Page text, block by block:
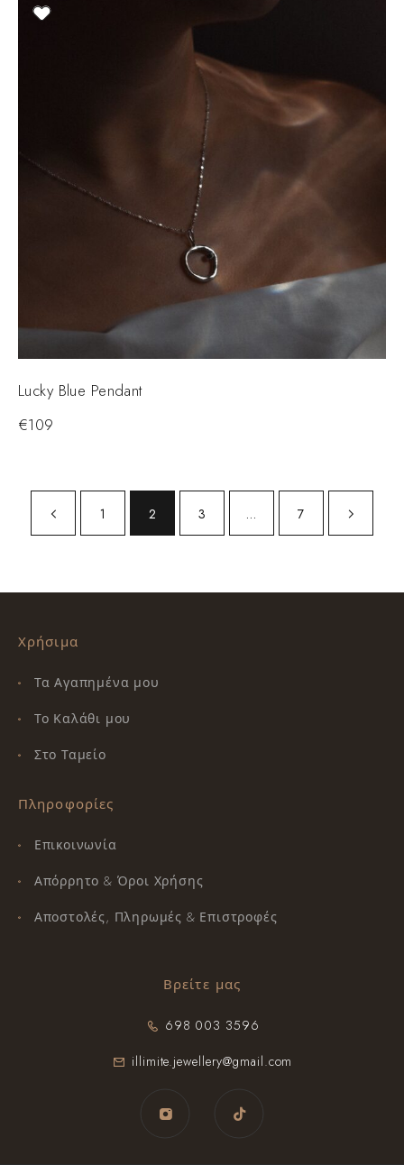
Lucky Blue Pendant
€109
1 2 3 … 7
Χρήσιμα
Τα Αγαπημένα μου
Το Καλάθι μου
Στο Ταμείο
Πληροφορίες
Επικοινωνία
Απόρρητο & Όροι Χρήσης
Αποστολές, Πληρωμές & Επιστροφές
Βρείτε μας
698 003 3596
illimite.jewellery@gmail.com